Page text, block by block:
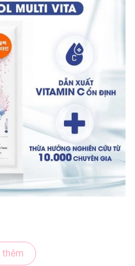
thương hiệu mỹ phẩm
thêm